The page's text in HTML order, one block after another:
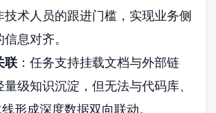
技术人员的跟进门槛，实现业务侧
息对齐。
联：任务支持挂载文档与外部链
级知识沉淀，但无法与代码库、
形成深度数据双向联动。